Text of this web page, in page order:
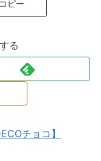
コピー
る
チョコ】